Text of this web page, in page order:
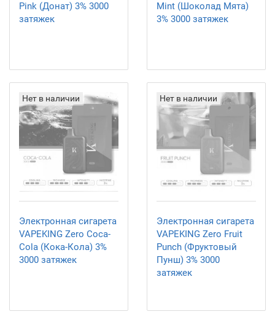
Pink (Донат) 3% 3000
затяжек
Mint (Шоколад Мята)
3% 3000 затяжек
Нет в наличии
Электронная сигарета
VAPEKING Zero Coca-
Cola (Кока-Кола) 3%
3000 затяжек
Нет в наличии
Электронная сигарета
VAPEKING Zero Fruit
Punch (Фруктовый
Пунш) 3% 3000
затяжек